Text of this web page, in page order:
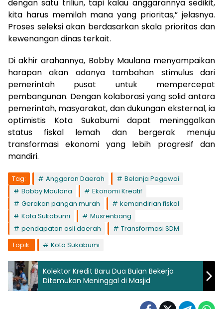
dengan satu triliun, tapi kalau anggarannya sedikit,
kita harus memilah mana yang prioritas,” jelasnya.
Proses seleksi akan berdasarkan skala prioritas dan
kewenangan dinas terkait.
Di akhir arahannya, Bobby Maulana menyampaikan
harapan akan adanya tambahan stimulus dari
pemerintah pusat untuk mempercepat
pembangunan. Dengan kolaborasi yang solid antara
pemerintah, masyarakat, dan dukungan eksternal, ia
optimistis Kota Sukabumi dapat meninggalkan
status fiskal lemah dan bergerak menuju
transformasi ekonomi yang lebih progresif dan
mandiri.
Tag: Anggaran Daerah
Belanja Pegawai
Bobby Maulana
Ekonomi Kreatif
Gerakan pangan murah
kemandirian fiskal
Kota Sukabumi
Musrenbang
pendapatan asli daerah
Transformasi SDM
Topik:
Kota Sukabumi
Kolektor Kredit Baru Dua Bulan Bekerja
Ditemukan Meninggal di Masjid